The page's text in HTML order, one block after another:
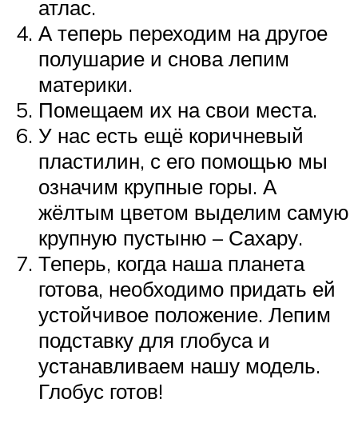
атлас.
А теперь переходим на другое
полушарие и снова лепим
материки.
Помещаем их на свои места.
У нас есть ещё коричневый
пластилин, с его помощью мы
означим крупные горы. А
жёлтым цветом выделим самую
крупную пустыню – Сахару.
Теперь, когда наша планета
готова, необходимо придать ей
устойчивое положение. Лепим
подставку для глобуса и
устанавливаем нашу модель.
Глобус готов!